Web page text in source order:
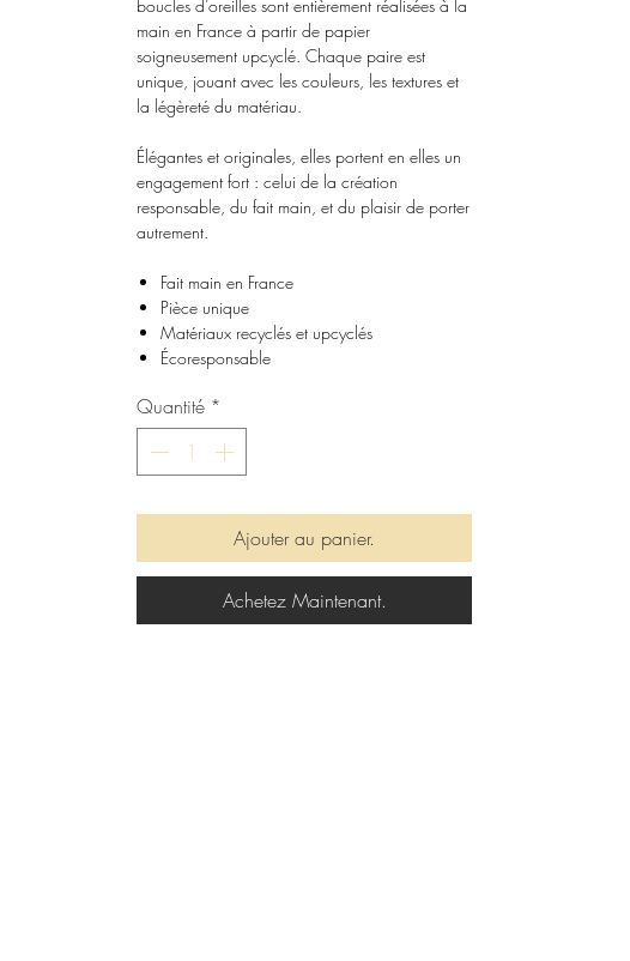
boucles d’oreilles sont entièrement réalisées à la
main en France à partir de papier
soigneusement upcyclé. Chaque paire est
unique, jouant avec les couleurs, les textures et
la légèreté du matériau.
Élégantes et originales, elles portent en elles un
engagement fort : celui de la création
responsable, du fait main, et du plaisir de porter
autrement.
Fait main en France
Pièce unique
Matériaux recyclés et upcyclés
Écoresponsable
Quantité *
Ajouter au panier.
Achetez Maintenant.